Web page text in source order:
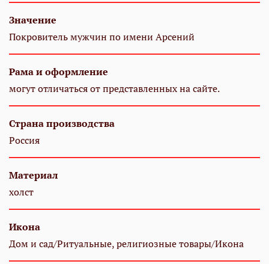
Значение
Покровитель мужчин по имени Арсений
Рама и оформление
могут отличаться от представленных на сайте.
Страна производства
Россия
Материал
холст
Икона
Дом и сад/Ритуальные, религиозные товары/Икона